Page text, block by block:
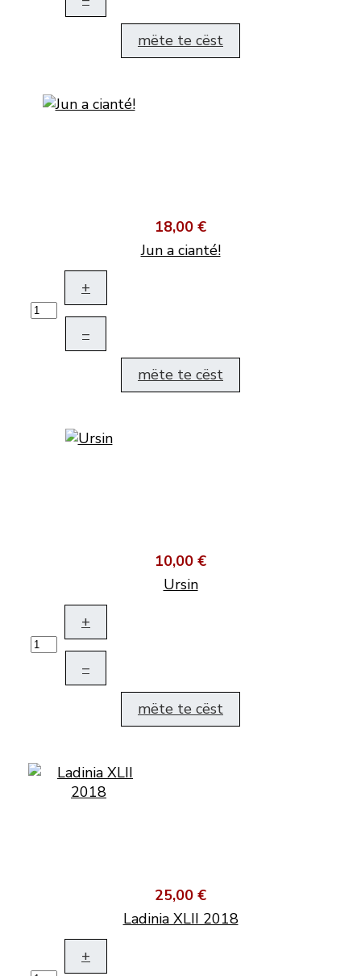
mëte te cëst
18,00 €
Jun a cianté!
+
–
mëte te cëst
10,00 €
Ursin
+
–
mëte te cëst
25,00 €
Ladinia XLII 2018
+